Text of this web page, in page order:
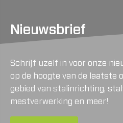
Nieuwsbrief
Schrijf uzelf in voor onze
op de hoogte van de laatste
gebied van stalinrichting,
mestverwerking en meer!